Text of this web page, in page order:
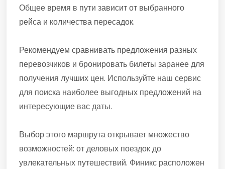
Общее время в пути зависит от выбранного
рейса и количества пересадок.
Рекомендуем сравнивать предложения разных
перевозчиков и бронировать билеты заранее для
получения лучших цен. Используйте наш сервис
для поиска наиболее выгодных предложений на
интересующие вас даты.
Выбор этого маршрута открывает множество
возможностей: от деловых поездок до
увлекательных путешествий. Финикс расположен